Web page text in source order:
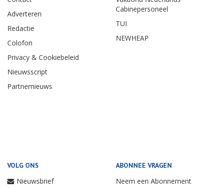
Adverteren
Redactie
Colofon
Privacy & Cookiebeleid
Nieuwsscript
Partnernieuws
Cabinepersoneel
TUI
NEWHEAP
VOLG ONS
Nieuwsbrief
ABONNEE VRAGEN
Neem een Abonnement